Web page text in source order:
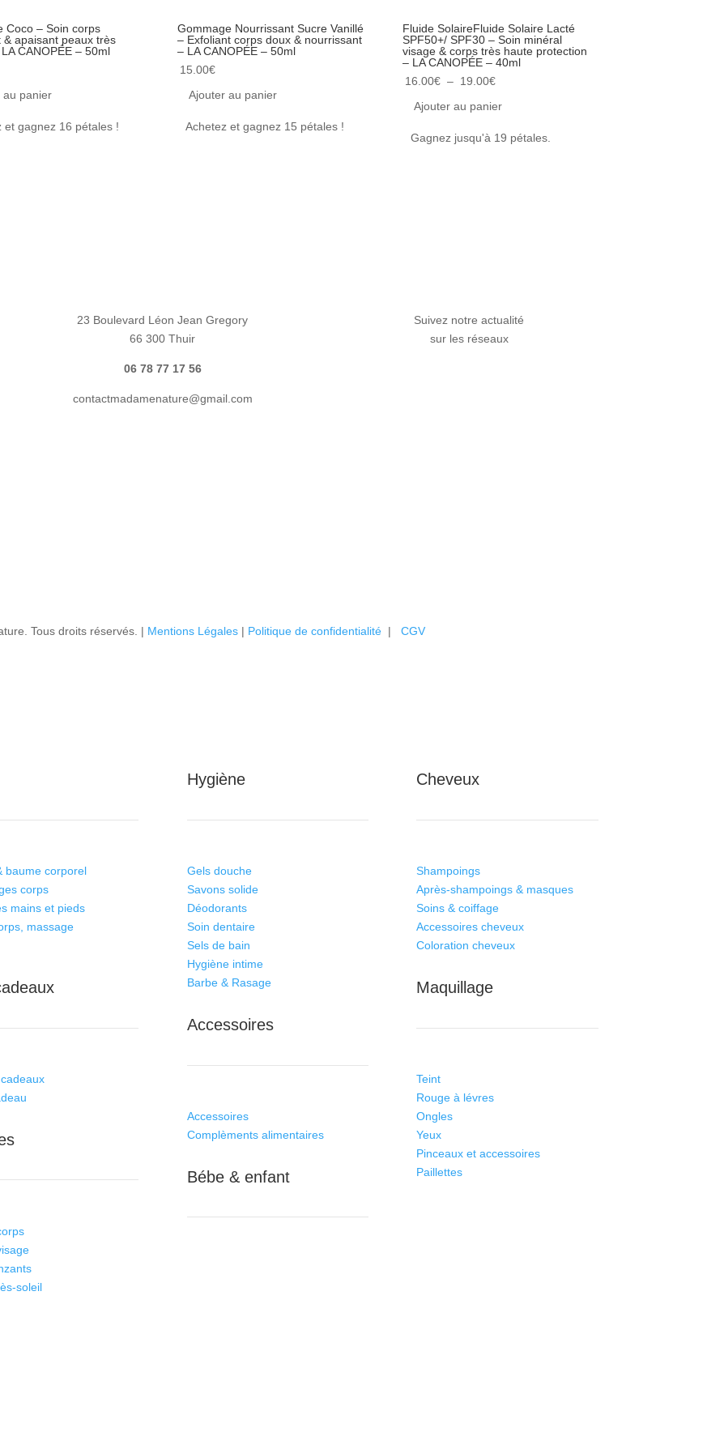
Coco – Soin corps
& apaisant peaux très
CANOPÉE – 50ml
au panier
et gagnez 16 pétales !
Gommage Nourrissant Sucre Vanillé
– Exfoliant corps doux & nourrissant
– LA CANOPÉE – 50ml
15.00€
Ajouter au panier
Achetez et gagnez 15 pétales !
Fluide SolaireFluide Solaire Lacté
SPF50+/ SPF30 – Soin minéral
visage & corps très haute protection
– LA CANOPÉE – 40ml
16.00€ – 19.00€Plage
16.00€
Ajouter au panier
Gagnez jusqu'à 19 pétales.
23 Boulevard Léon Jean Gregory
66 300 Thuir
06 78 77 17 56
contactmadamenature@gmail.com
Suivez notre actualité
sur les réseaux
Tous droits réservés. | Mentions Légales | Politique de confidentialité | CGV
baume corporel
corps
mains et pieds
massage
soleil
Hygiène
Gels douche
Savons solide
Déodorants
Soin dentaire
Sels de bain
Hygiène intime
Barbe & Rasage
Accessoires
Accessoires
Complèments alimentaires
Bébe & enfant
Cheveux
Shampoings
Après-shampoings & masques
Soins & coiffage
Accessoires cheveux
Coloration cheveux
Maquillage
Teint
Rouge à lévres
Ongles
Yeux
Pinceaux et accessoires
Paillettes